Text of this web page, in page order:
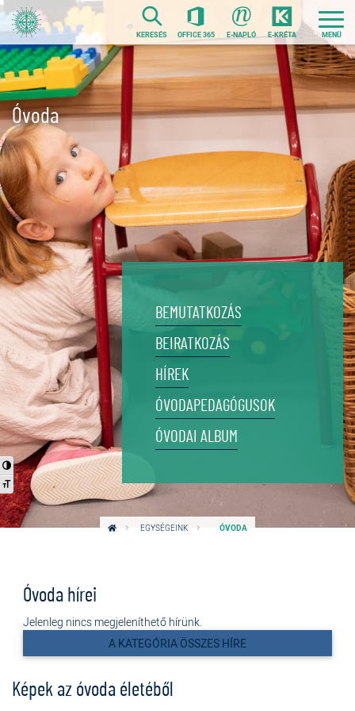
Ugrás
a
tartalomra
Nagy kontraszt váltása
Betűméret váltása
KERESÉS OFFICE 365 E-NAPLÓ E-KRÉTA
Óvoda
BEMUTATKOZÁS
BEIRATKOZÁS
HÍREK
ÓVODAPEDAGÓGUSOK
ÓVODAI ALBUM
EGYSÉGEINK ÓVODA
Óvoda hírei
Jelenleg nincs megjeleníthető hírünk.
A KATEGÓRIA ÖSSZES HÍRE
Képek az óvoda életéből